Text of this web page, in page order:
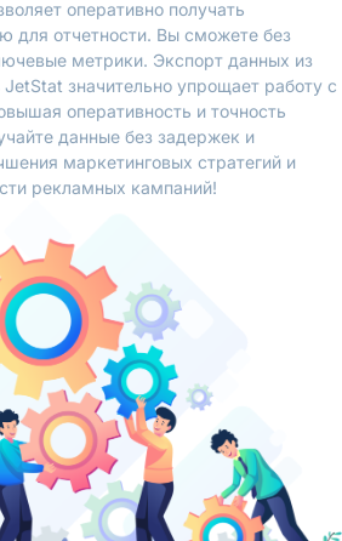
оперативно получать
для отчетности. Вы сможете без
метрики. Экспорт данных из
значительно упрощает работу с
оперативность и точность
данные без задержек и
маркетинговых стратегий и
рекламных кампаний!